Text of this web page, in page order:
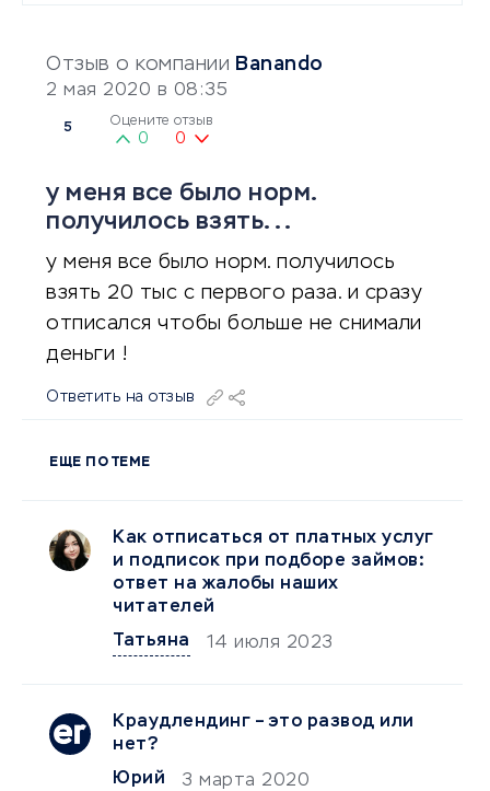
Отзыв о компании Banando
2 мая 2020 в 08:35
5 Оцените отзыв
0 0
у меня все было норм.
получилось взять...
у меня все было норм. получилось
взять 20 тыс с первого раза. и сразу
отписался чтобы больше не снимали
деньги !
Ответить на отзыв
ЕЩЕ ПО ТЕМЕ
Как отписаться от платных услуг
и подписок при подборе займов:
ответ на жалобы наших
читателей
Татьяна
14 июля 2023
Краудлендинг – это развод или
нет?
Юрий
3 марта 2020